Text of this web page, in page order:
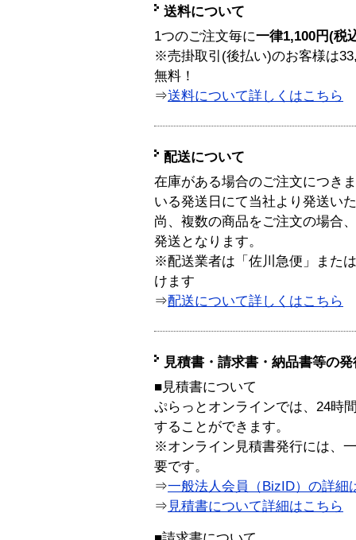
送料について
1つのご注文毎に一律1,100円(税
※売掛取引(後払い)のお客様は
無料！
⇒送料について詳しくはこちら
配送について
在庫がある場合のご注文につき
いる発送日にて当社より発送い
尚、複数の商品をご注文の場合
発送となります。
※配送業者は「佐川急便」また
けます
⇒配送について詳しくはこちら
見積書・請求書・納品書等の
■見積書について
ぷらっとオンラインでは、24時
することができます。
※オンライン見積書発行には、
要です。
⇒一般法人会員（BizID）の詳細
⇒ 見積書について詳細はこちら